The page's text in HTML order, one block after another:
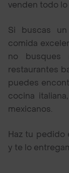
venden todo
Si buscas
comida
no busques
restaurantes
puedes
cocina
mexicanos.
Haz tu pedido
y te lo